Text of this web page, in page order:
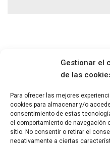
Gestionar el
de las
Para ofrecer las mejores
cookies para almacenar y/o
consentimiento de estas
el comportamiento de
sitio. No consentir o retirar el
negativamente a ciertas
Paseo María Agustín 5, 1ª